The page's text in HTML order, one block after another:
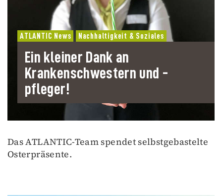
ATLANTIC News Nachhaltigkeit & Soziales
Ein kleiner Dank an
Krankenschwestern und -
pfleger!
Das ATLANTIC-Team spendet selbstgebastelte
Osterpräsente.